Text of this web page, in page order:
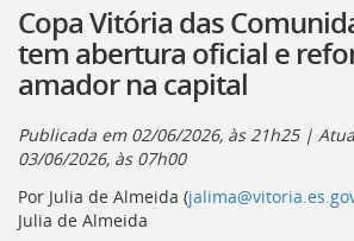
de
acessibilidade
[]
Ir
a
página
do
Portal
Copa Vitória das
tem abertura oficial e
amador na capital
Publicada em 02/06/2026, às 21h25|
03/06/2026, às 07h00
Por Julia de Almeida (
Julia de Almeida